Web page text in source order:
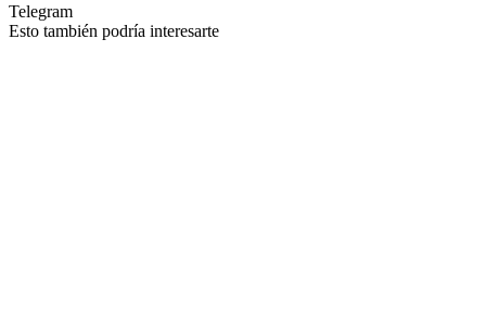
Telegram
Esto también podría interesarte